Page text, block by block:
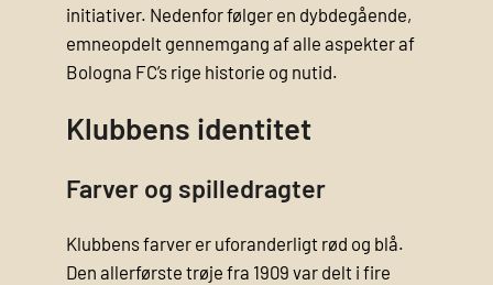
initiativer. Nedenfor følger en dybdegående,
emneopdelt gennemgang af alle aspekter af
Bologna FC’s rige historie og nutid.
Klubbens identitet
Farver og spilledragter
Klubbens farver er uforanderligt rød og blå.
Den allerførste trøje fra 1909 var delt i fire